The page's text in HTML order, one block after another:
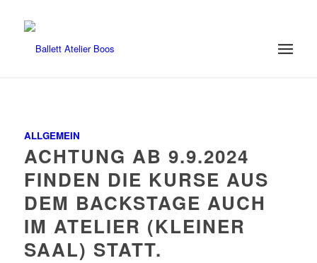
ALLGEMEIN
ACHTUNG AB 9.9.2024
FINDEN DIE KURSE AUS
DEM BACKSTAGE AUCH
IM ATELIER (KLEINER
SAAL) STATT.